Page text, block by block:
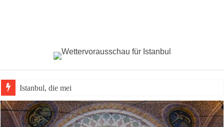
Istanbul, die meistbesuchte Stadt